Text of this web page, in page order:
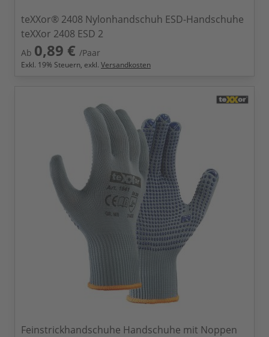
teXXor® 2408 Nylonhandschuh ESD-Handschuhe
teXXor 2408 ESD 2
Ab 0,89 € /Paar
Exkl. 19% Steuern, exkl. Versandkosten
Feinstrickhandschuhe Handschuhe mit Noppen